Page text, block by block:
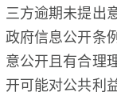
三方逾期未提出
政府信息公开条
意公开且有合理
开可能对公共利